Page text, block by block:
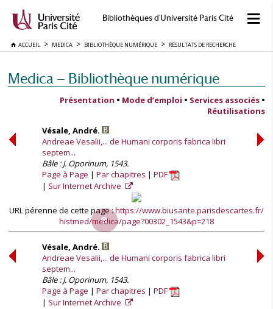
Bibliothèques d'Université Paris Cité
ACCUEIL MEDICA BIBLIOTHÈQUE NUMÉRIQUE RÉSULTATS DE RECHERCHE
Medica — Bibliothèque numérique
Présentation • Mode d’emploi • Services associés •
Réutilisations
Vésale, André.
Andreae Vesalii,... de Humani corporis fabrica libri
septem...
Bâle : J. Oporinum, 1543.
Page à Page
Par chapitres
PDF
Sur Internet Archive
URL pérenne de cette page :https://www.biusante.parisdescartes.fr/
histmed/medica/page?00302_1543&p=218
Vésale, André.
Andreae Vesalii,... de Humani corporis fabrica libri
septem...
Bâle : J. Oporinum, 1543.
Page à Page
Par chapitres
PDF
Sur Internet Archive